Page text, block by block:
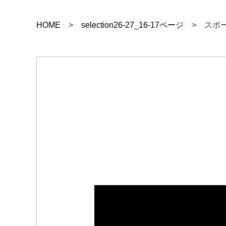
HOME > selection26-27_16-17ページ > スポー